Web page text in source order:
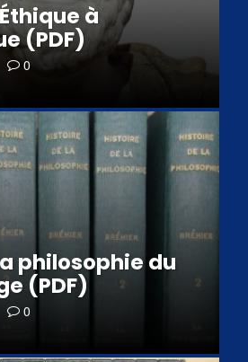
à
(PDF)
0
philosophie du
(PDF)
0